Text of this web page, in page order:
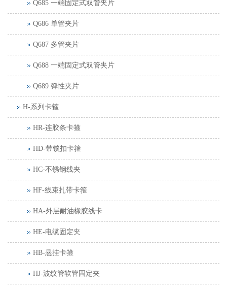
Q685 一端固定式双管夹片
Q686 单管夹片
Q687 多管夹片
Q688 一端固定式双管夹片
Q689 弹性夹片
H-系列卡箍
HR-连胶条卡箍
HD-带锁扣卡箍
HC-不锈钢线夹
HF-线束扎带卡箍
HA-外层耐油橡胶线卡
HE-电缆固定夹
HB-悬挂卡箍
HJ-波纹管软管固定夹